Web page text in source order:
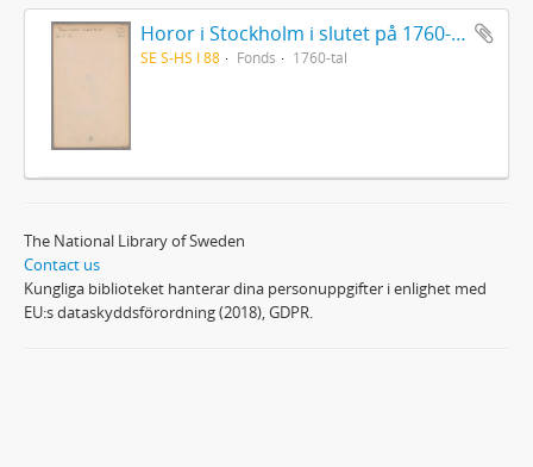
Horor i Stockholm i slutet på 1760-talet
SE S-HS I 88 Fonds 1760-tal
The National Library of Sweden
Contact us
Kungliga biblioteket hanterar dina personuppgifter i enlighet med
EU:s dataskyddsförordning (2018), GDPR.